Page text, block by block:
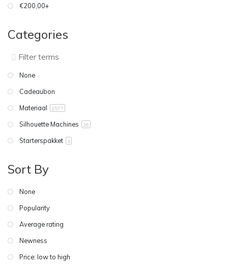
€200,00+
Categories
None
Cadeaubon
Materiaal
2577
Silhouette Machines 26
Starterspakket 4
Sort By
None
Popularity
Average rating
Newness
Price: low to high